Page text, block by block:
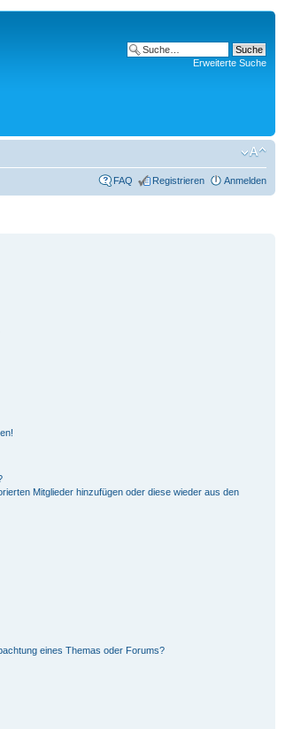
Erweiterte Suche
FAQ Registrieren Anmelden
Mitglieder hinzufügen oder diese wieder aus den
eines Themas oder Forums?